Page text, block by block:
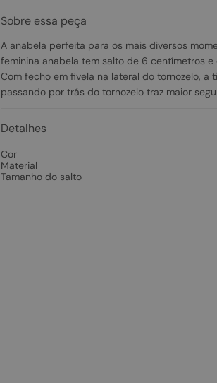
Sobre essa peça
A anabela perfeita para os mais diversos
feminina anabela tem salto de 6 centímetros e
Com fecho em fivela na lateral do tornozelo, a
passando por trás do tornozelo traz maior
Detalhes
Cor
Material
Tamanho do salto